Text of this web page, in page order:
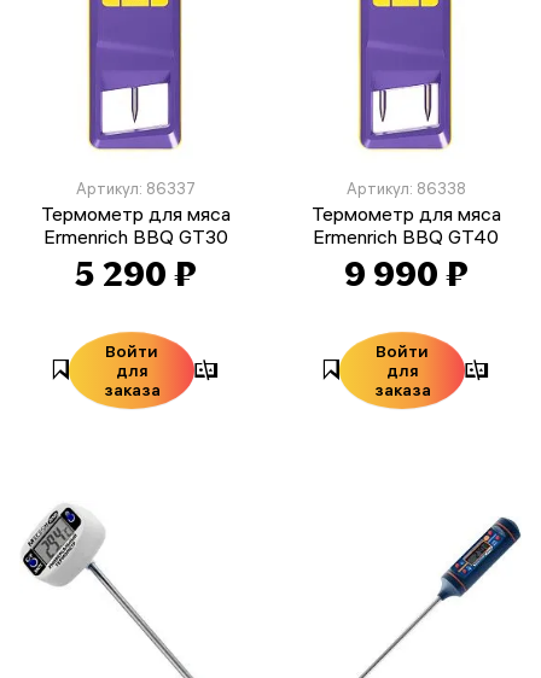
Артикул: 86337
Термометр для мяса
Ermenrich BBQ GT30
5 290 ₽
Войти
для
заказа
Артикул: 86338
Термометр для мяса
Ermenrich BBQ GT40
9 990 ₽
Войти
для
заказа